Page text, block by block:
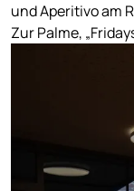
und Aperitivo am
Zur Palme,